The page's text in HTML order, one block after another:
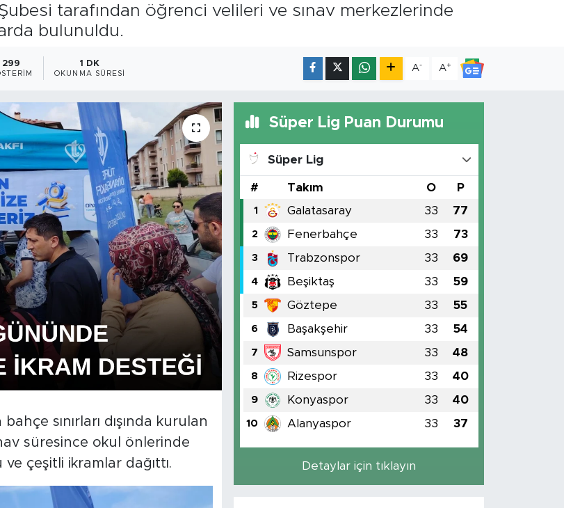
tarafından öğrenci velileri ve sınav merkezlerinde
bulunuldu.
299 1 DK
OKUNMA SÜRESI
A- A+
sınırları dışında kurulan
süresince okul önlerinde
çeşitli ikramlar dağıttı.
Süper Lig Puan Durumu
Süper Lig
# Takım O P
1 Galatasaray 33 77
2 Fenerbahçe 33 73
3 Trabzonspor 33 69
4 Beşiktaş 33 59
5 Göztepe 33 55
6 Başakşehir 33 54
7 Samsunspor 33 48
8 Rizespor 33 40
9 Konyaspor 33 40
10 Alanyaspor 33 37
Detaylar için tıklayın